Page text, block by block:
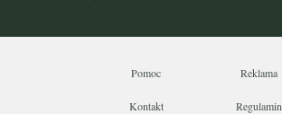
Pomoc Reklama
Kontakt Regulamin